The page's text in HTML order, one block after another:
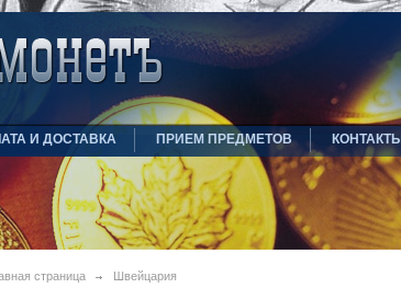
И ДОСТАВКА ПРИЕМ ПРЕДМЕТОВ КОНТАКТЫ
страница Швейцария